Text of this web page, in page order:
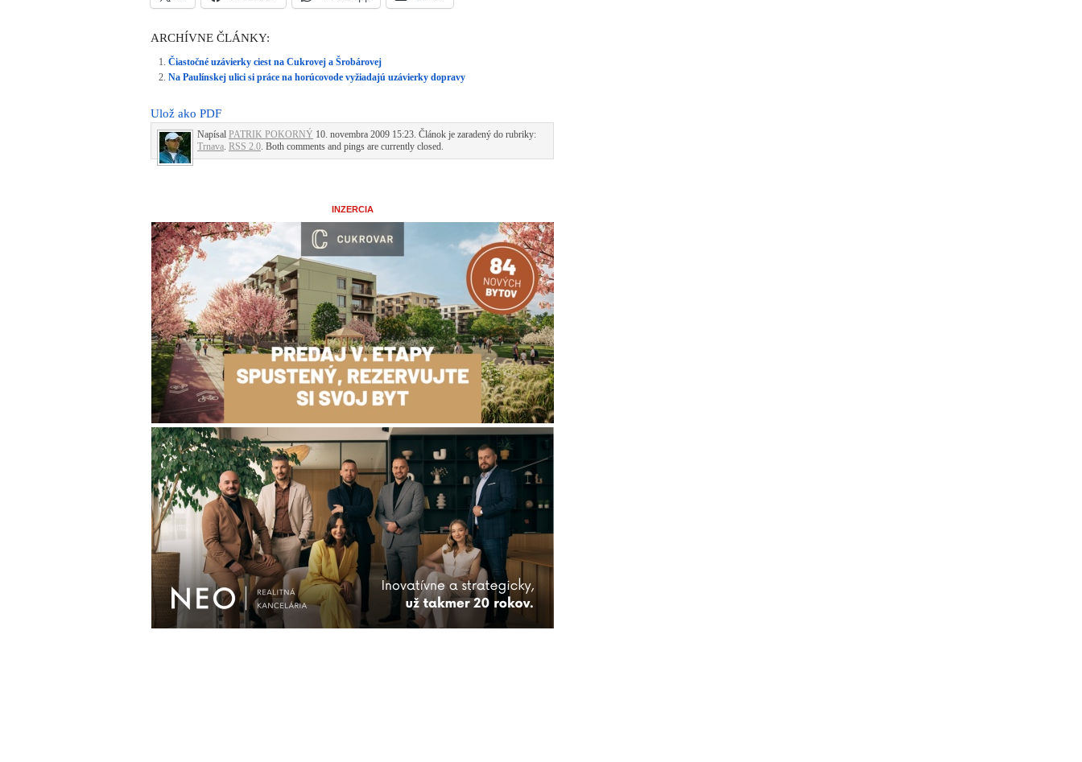
ARCHÍVNE ČLÁNKY:
Čiastočné uzávierky ciest na Cukrovej a Šrobárovej
Na Paulínskej ulici si práce na horúcovode vyžiadajú uzávierky dopravy
Ulož ako PDF
Napísal PATRIK POKORNÝ 10. novembra 2009 15:23. Článok je zaradený do rubriky:
Trnava. RSS 2.0. Both comments and pings are currently closed.
INZERCIA